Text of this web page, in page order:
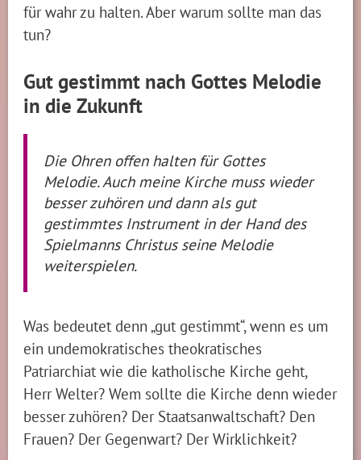
für wahr zu halten. Aber warum sollte man das
tun?
Gut gestimmt nach Gottes Melodie
in die Zukunft
Die Ohren offen halten für Gottes
Melodie. Auch meine Kirche muss wieder
besser zuhören und dann als gut
gestimmtes Instrument in der Hand des
Spielmanns Christus seine Melodie
weiterspielen.
Was bedeutet denn „gut gestimmt“, wenn es um
ein undemokratisches theokratisches
Patriarchiat wie die katholische Kirche geht,
Herr Welter? Wem sollte die Kirche denn wieder
besser zuhören? Der Staatsanwaltschaft? Den
Frauen? Der Gegenwart? Der Wirklichkeit?